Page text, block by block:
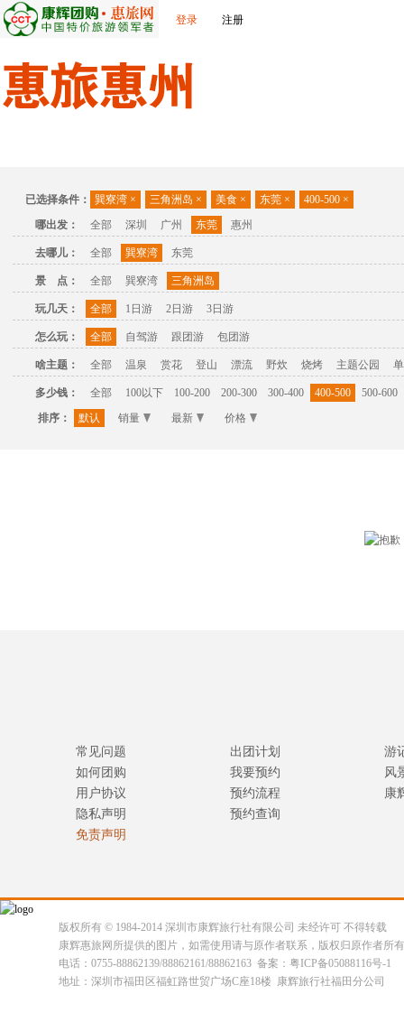
登录 注册
已选择条件： 巽寮湾 × 三角洲岛 × 美食 × 东莞 × 400-500 ×
哪出发：
全部 深圳 广州 东莞 惠州
去哪儿： 全部 巽寮湾 东莞
景 点： 全部 巽寮湾 三角洲岛
玩几天： 全部 1日游 2日游 3日游
怎么玩： 全部 自驾游 跟团游 包团游
啥主题： 全部 温泉 赏花 登山 漂流 野炊 烧烤 主题公园
多少钱： 全部 100以下 100-200 200-300 300-400 400-500
500-600
排序：
默认 销量 最新 价格
常见问题
如何团购
用户协议
隐私声明
免责声明
出团计划
我要预约
预约流程
预约查询
游
风
康
版权所有 © 1984-2014 深圳市康辉旅行社有限公司 未经许可 不得转载
康辉惠旅网所提供的图片，如需使用请与原作者联系，版权归原作者所
电话：0755-88862139/88862161/88862163 备案：粤ICP备05088116号-1
地址：深圳市福田区福虹路世贸广场C座18楼 康辉旅行社福田分公司